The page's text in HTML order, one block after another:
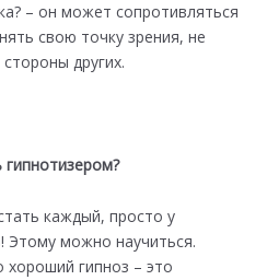
– он может сопротивляться
свою точку зрения, не
других.
каждый, просто у
Этому можно научиться.
гипноз – это